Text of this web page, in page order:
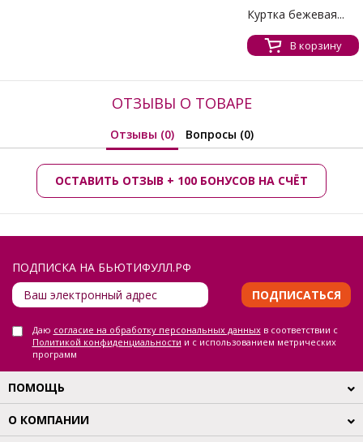
Куртка бежевая...
В корзину
ОТЗЫВЫ О ТОВАРЕ
Отзывы (0) Вопросы (0)
ОСТАВИТЬ ОТЗЫВ + 100 БОНУСОВ НА СЧЁТ
ПОДПИСКА НА БЬЮТИФУЛЛ.РФ
ПОДПИСАТЬСЯ
Даю согласие на обработку персональных данныхв соответствии с
Политикой конфиденциальности и с использованием метрических
программ
ПОМОЩЬ
О КОМПАНИИ